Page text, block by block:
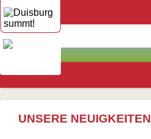
Die
Initiative
Aktuelles
Veranstaltungen
Bestäubungsfunktion
Bienensterben
MoreUNSERE NEUIGKEITEN